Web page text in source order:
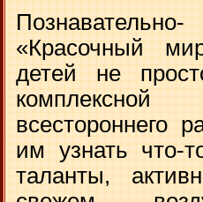
«Красочный
детей не
всестороннего
им узнать что-
таланты,